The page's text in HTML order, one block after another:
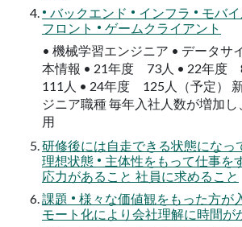
• バックエンド • インフラ • モバ
フロント • ゲームクライアント
• 機械学習エンジニア • データサ
本情報 • 21年度 73人 • 22年度
111人 • 24年度 125人（予定）
ジニア職種 毎年入社人数が増加
用
研修後には自走できる状態になっ
理想状態 • 主体性をもって仕事を
応力があること 社員に求めること
課題 • 様々な価値観をもった方が
モート化により会社理解に時間が